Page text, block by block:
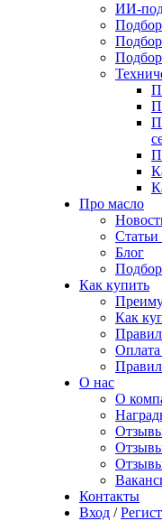
ИИ-
Подбор
Про масло
Блог
Как купить
Как
Оплата
О нас
О
Контакты
Вход /